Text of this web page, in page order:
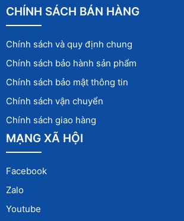
CHÍNH SÁCH BÁN HÀNG
Chính sách và quy định chung
Chính sách bảo hành sản phẩm
Chính sách bảo mật thông tin
Chính sách vận chuyển
Chính sách giao hàng
MẠNG XÃ HỘI
Facebook
Zalo
Youtube